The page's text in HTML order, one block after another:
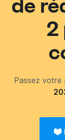
2
Passez votre